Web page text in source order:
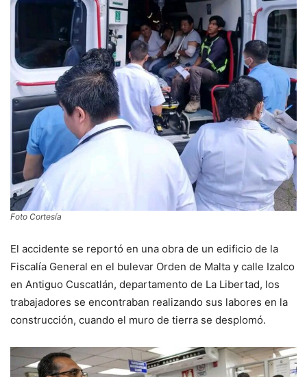
Foto Cortesía
El accidente se reportó en una obra de un edificio de la
Fiscalía General en el bulevar Orden de Malta y calle Izalco
en Antiguo Cuscatlán, departamento de La Libertad, los
trabajadores se encontraban realizando sus labores en la
construcción, cuando el muro de tierra se desplomó.